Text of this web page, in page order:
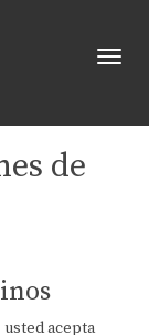
de
usted acepta